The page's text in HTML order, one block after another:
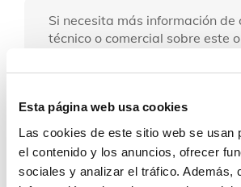
Esta página web usa cookies
Las cookies de este sitio web se usan
el contenido y los anuncios, ofrecer
sociales y analizar el tráfico. Además,
Si necesita más información de
técnico o comercial sobre este
Contacto